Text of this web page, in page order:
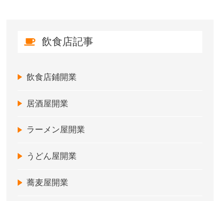
飲食店記事
飲食店鋪開業
居酒屋開業
ラーメン屋開業
うどん屋開業
蕎麦屋開業